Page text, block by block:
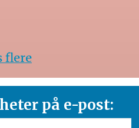
flere
på e-post: